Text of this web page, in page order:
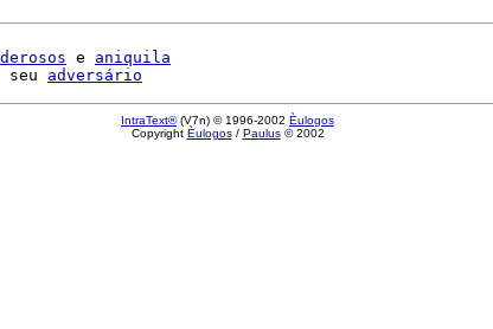
e aniquila
seu adversário
IntraText®(V7n) © 1996-2002 Èulogos
Copyright Èulogos/ Paulus© 2002